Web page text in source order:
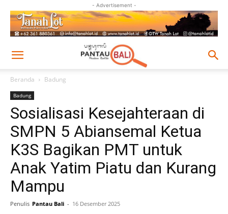
- Advertisement -
Beranda Badung
Badung
Sosialisasi Kesejahteraan di
SMPN 5 Abiansemal Ketua
K3S Bagikan PMT untuk
Anak Yatim Piatu dan Kurang
Mampu
Penulis Pantau Bali - 16 Desember 2025